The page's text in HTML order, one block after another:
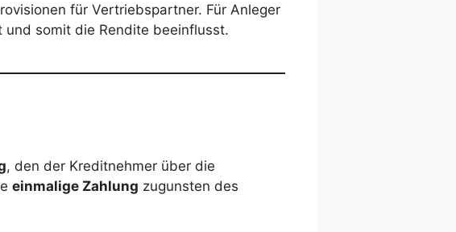
für Vertriebspartner. Für Anleger
und somit die Rendite beeinflusst.
, den der Kreditnehmer über die
einmalige Zahlung zugunsten des